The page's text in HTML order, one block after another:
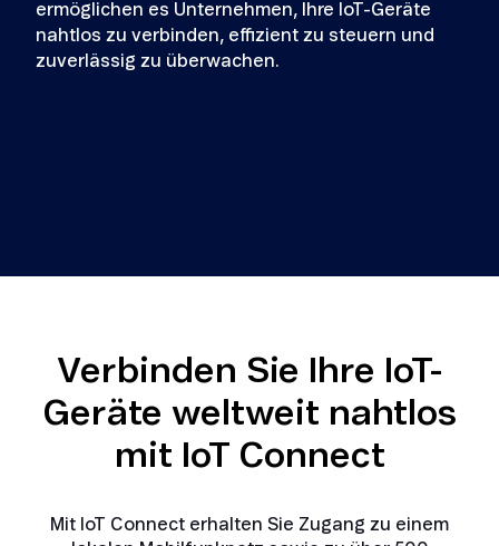
ermöglichen es Unternehmen, Ihre IoT-Geräte
nahtlos zu verbinden, effizient zu steuern und
zuverlässig zu überwachen.
Verbinden Sie Ihre IoT-
Geräte weltweit nahtlos
mit IoT Connect
Mit IoT Connect erhalten Sie Zugang zu einem